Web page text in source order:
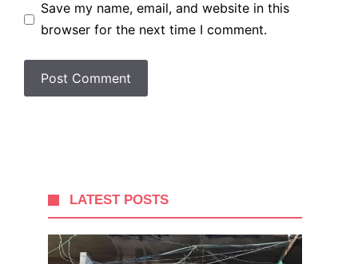
Save my name, email, and website in this
browser for the next time I comment.
LATEST POSTS